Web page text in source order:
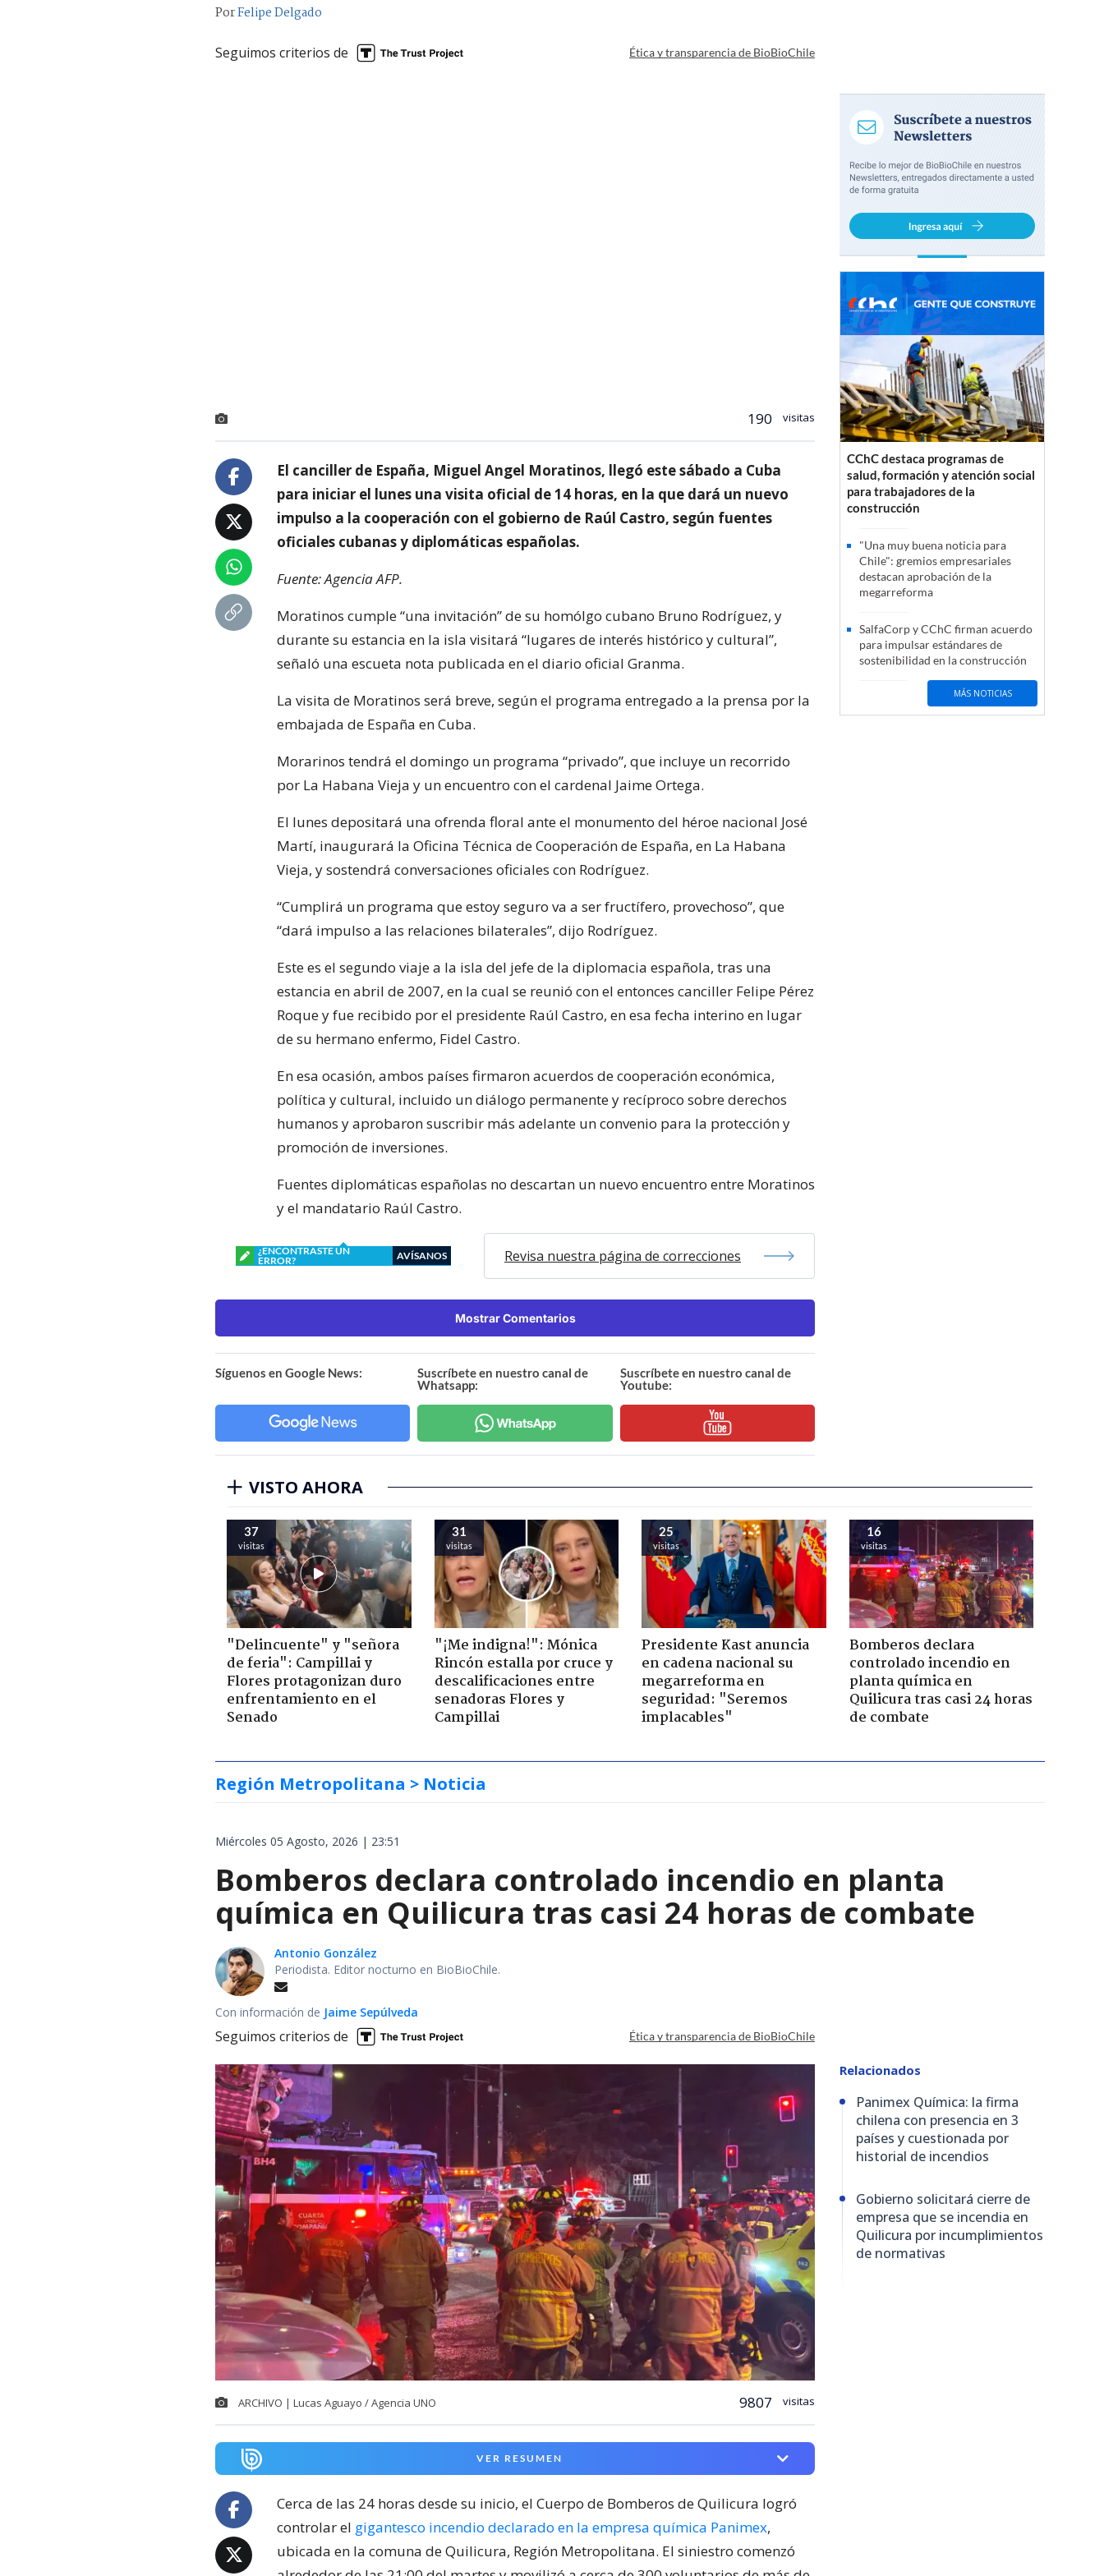
PorFelipe Delgado
Seguimos criterios de Ética y transparencia de BioBioChile
190 visitas
El canciller de España, Miguel Angel Moratinos, llegó este sábado a Cuba
para iniciar el lunes una visita oficial de 14 horas, en la que dará un nuevo
impulso a la cooperación con el gobierno de Raúl Castro, según fuentes
oficiales cubanas y diplomáticas españolas.
Fuente: Agencia AFP.
Moratinos cumple “una invitación” de su homólgo cubano Bruno Rodríguez, y
durante su estancia en la isla visitará “lugares de interés histórico y cultural”,
señaló una escueta nota publicada en el diario oficial Granma.
La visita de Moratinos será breve, según el programa entregado a la prensa por la
embajada de España en Cuba.
Morarinos tendrá el domingo un programa “privado”, que incluye un recorrido
por La Habana Vieja y un encuentro con el cardenal Jaime Ortega.
El lunes depositará una ofrenda floral ante el monumento del héroe nacional José
Martí, inaugurará la Oficina Técnica de Cooperación de España, en La Habana
Vieja, y sostendrá conversaciones oficiales con Rodríguez.
“Cumplirá un programa que estoy seguro va a ser fructífero, provechoso”, que
“dará impulso a las relaciones bilaterales”, dijo Rodríguez.
Este es el segundo viaje a la isla del jefe de la diplomacia española, tras una
estancia en abril de 2007, en la cual se reunió con el entonces canciller Felipe Pérez
Roque y fue recibido por el presidente Raúl Castro, en esa fecha interino en lugar
de su hermano enfermo, Fidel Castro.
En esa ocasión, ambos países firmaron acuerdos de cooperación económica,
política y cultural, incluido un diálogo permanente y recíproco sobre derechos
humanos y aprobaron suscribir más adelante un convenio para la protección y
promoción de inversiones.
Fuentes diplomáticas españolas no descartan un nuevo encuentro entre Moratinos
y el mandatario Raúl Castro.
¿ENCONTRASTE UN
ERROR?
AVÍSANOS Revisa nuestra página de correcciones
Mostrar Comentarios
Síguenos en Google News:
Suscríbete en nuestro canal de
Whatsapp:
Suscríbete en nuestro canal de
Youtube:
CChC destaca programas de
salud, formación y atención social
para trabajadores de la
construcción
"Una muy buena noticia para
Chile": gremios empresariales
destacan aprobación de la
megarreforma
SalfaCorp y CChC firman acuerdo
para impulsar estándares de
sostenibilidad en la construcción
MÁS NOTICIAS
VISTO AHORA
37
visitas
"Delincuente" y "señora
de feria": Campillai y
Flores protagonizan duro
enfrentamiento en el
Senado
31
visitas
"¡Me indigna!": Mónica
Rincón estalla por cruce y
descalificaciones entre
senadoras Flores y
Campillai
25
visitas
Presidente Kast anuncia
en cadena nacional su
megarreforma en
seguridad: "Seremos
implacables"
16
visitas
Bomberos declara
controlado incendio en
planta química en
Quilicura tras casi 24 horas
de combate
Región Metropolitana > Noticia
Miércoles 05 Agosto, 2026 | 23:51
Bomberos declara controlado incendio en planta
química en Quilicura tras casi 24 horas de combate
Antonio González
Periodista. Editor nocturno en BioBioChile.
Con información de Jaime Sepúlveda
Seguimos criterios de Ética y transparencia de BioBioChile
ARCHIVO | Lucas Aguayo / Agencia UNO 9807 visitas
VER RESUMEN
Cerca de las 24 horas desde su inicio, el Cuerpo de Bomberos de Quilicura logró
controlar el gigantesco incendio declarado en la empresa química Panimex,
ubicada en la comuna de Quilicura, Región Metropolitana. El siniestro comenzó
Relacionados
Panimex Química: la firma
chilena con presencia en 3
países y cuestionada por
historial de incendios
Gobierno solicitará cierre de
empresa que se incendia en
Quilicura por incumplimientos
de normativas